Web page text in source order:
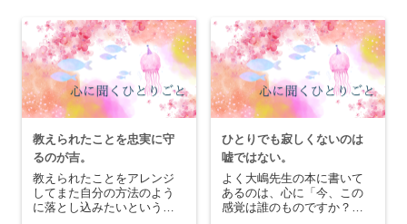
教えられたことを忠実に守
るのが吉。
教えられたことをアレンジ
してまた自分の方法のよう
に落とし込みたいというの
ひとりでも寂しくないのは
嘘ではない。
よく大嶋先生の本に書いて
あるのは、心に「今、この
感覚は誰のものですか？」